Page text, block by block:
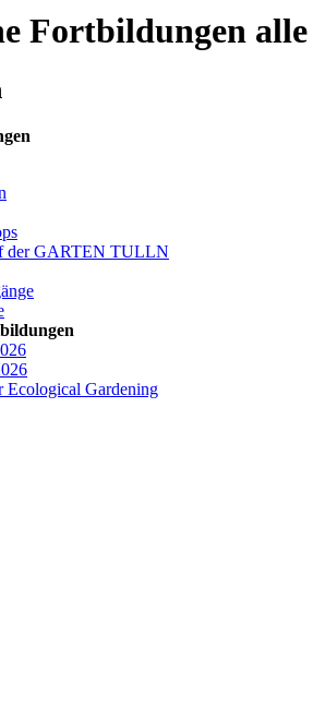
Fortbildungen
der GARTEN TULLN
Ecological Gardening